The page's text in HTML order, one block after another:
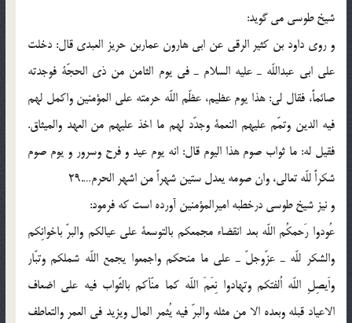
شيخ طوسى مى گويد:
و روى داود بن كثير الرقى عن ابى هارون عماربن حريز العبدى قال: دخلت
على ابى عبداللّه ـ عليه السلام ـ فى يوم الثامن من ذى الحجّة فوجدته
صائماً، فقال لى: هذا يوم عظيم، عظّم اللّه حرمته على المؤمنين واكمل لهم
فيه الدين وتمّم عليهم النعمة وجدّد لهم ما اخذ عليهم من العهد والميثاق.
فقيل له: ما ثواب صوم هذا اليوم قال: انه يوم عيد و فرح وسرور و يوم صوم
شكراً للّه تعالى، وان صومه يعدل ستين شهراً من اشهر الحرم….29
و نيز شيخ طوسى درخطبه اميرالمؤمنين آورده است كه فرمود:
عُودوا رَحمكُم اللّه بعد انقضاء مجمعكم بالتوسعة على عيالكم والبرّ باخوانِكم
والشكر للّه ـ عزّوجلّ ـ على ما منحكم واجمعوا يجمع اللّه شملكم وتبّار
واَيصِلِ اللّه اُلفتكم وتهادوا نِعَمَ اللّه كما منّأكم بالثّواب فيه على اضعاف
الاعياد قبله وبعده الا من مثله والبرّ فيه يُثمر المال ويزيد فى العمر والتعاطف